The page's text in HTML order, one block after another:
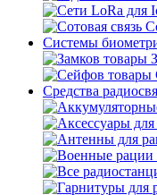
Системы
Средства